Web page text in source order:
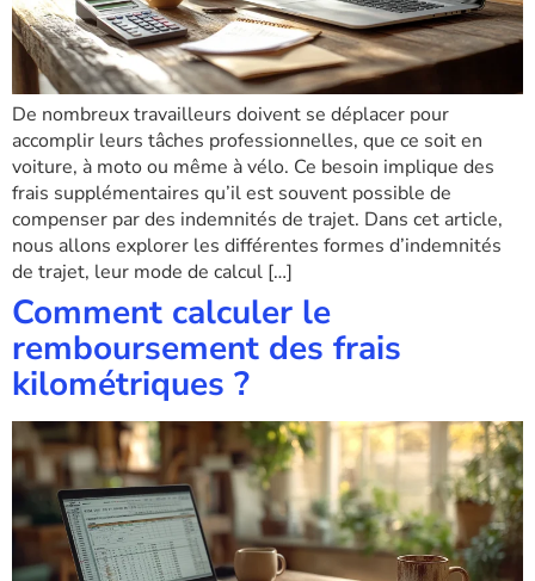
De nombreux travailleurs doivent se déplacer pour
accomplir leurs tâches professionnelles, que ce soit en
voiture, à moto ou même à vélo. Ce besoin implique des
frais supplémentaires qu’il est souvent possible de
compenser par des indemnités de trajet. Dans cet article,
nous allons explorer les différentes formes d’indemnités
de trajet, leur mode de calcul […]
Comment calculer le
remboursement des frais
kilométriques ?